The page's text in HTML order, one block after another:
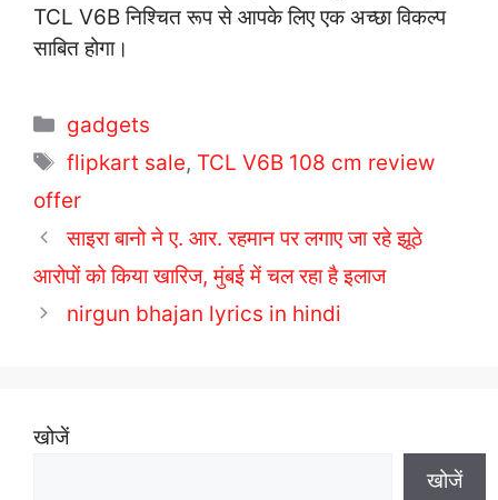
TCL V6B निश्चित रूप से आपके लिए एक अच्छा विकल्प
साबित होगा।
C
a
e
g
o
r
gadgets
T
a
s
flipkart sale, TCL V6B 108 cm review
offer
साइरा बानो ने ए. आर. रहमान पर लगाए जा रहे झूठे
आरोपों को किया खारिज, मुंबई में चल रहा है इलाज
nirgun bhajan lyrics in hindi
खोजें
खोजें